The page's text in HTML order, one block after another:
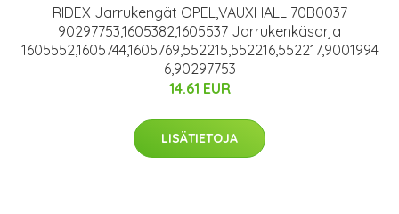
RIDEX Jarrukengät OPEL,VAUXHALL 70B0037
90297753,1605382,1605537 Jarrukenkäsarja
1605552,1605744,1605769,552215,552216,552217,9001994
6,90297753
14.61 EUR
LISÄTIETOJA